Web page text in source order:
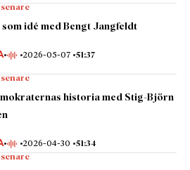
som idé med Bengt Jangfeldt
2026-05-07 51:37
historia med Stig-Björn
2026-04-30
51:34